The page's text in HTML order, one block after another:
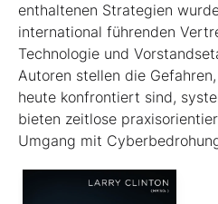
enthaltenen Strategien
international führenden
Technologie und
Autoren stellen die
heute konfrontiert sind,
bieten zeitlose
Umgang mit